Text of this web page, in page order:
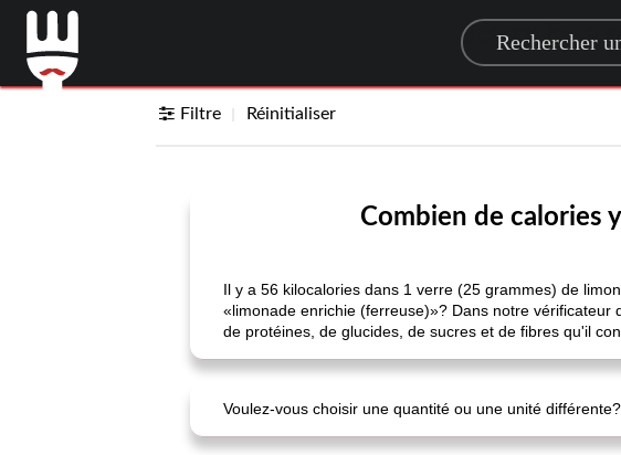
Search for a
Filtre Réinitialiser
Combien de calories
Il y a 56 kilocalories dans 1 verre (25 grammes) de
«limonade enrichie (ferreuse)»? Dans notre vérificateur
de protéines, de glucides, de sucres et de fibres qu'il
Voulez-vous choisir une quantité ou une unité